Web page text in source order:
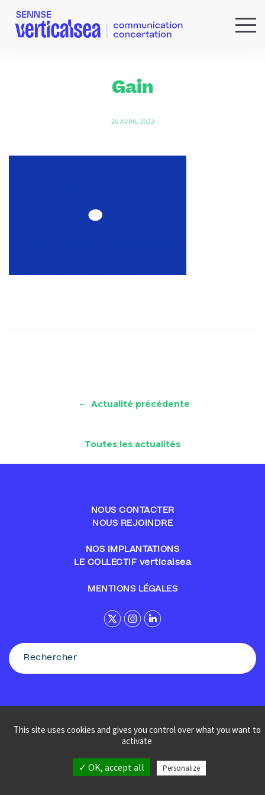
Gain
26 AVRIL 2022
← Actualité précédente
Toutes les actualités
NOUS CONTACTER
NOUS REJOINDRE
NOS IMPLANTATIONS
LE COLLECTIF verticalsea
MENTIONS LÉGALES
© Sennse
This site uses cookies and gives you control over what you want to
activate
✓ OK, accept all Personalize